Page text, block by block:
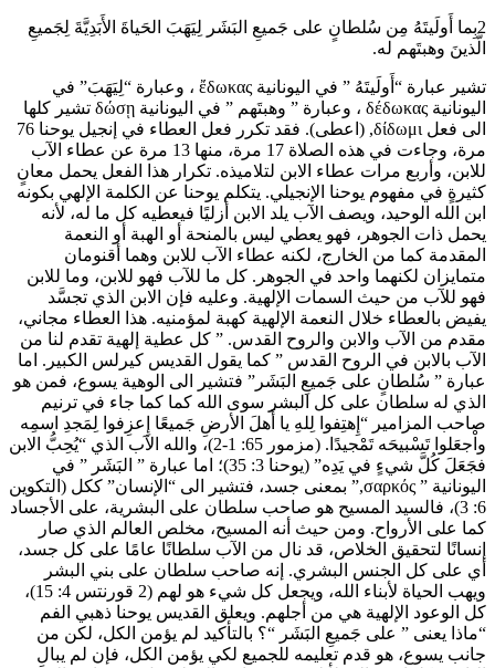
2بِما أَولَيتَهُ مِن سُلطانٍ على جَميعِ البَشَر لِيَهَبَ الحَياةَ الأَبَدِيَّةَ لِجَميعِ
الَّذينَ وهبتَهم له.
تشير عبارة “أَولَيتَهُ ” في اليونانية ἔδωκας ، وعبارة “لِيَهَبَ” في
اليونانية δέδωκας ، وعبارة ” وهبتَهم ” في اليونانية δώσῃ تشير كلها
الى فعل δίδωμι, (اعطى). فقد تكرر فعل العطاء في إنجيل يوحنا 76
مرة، وجاءت في هذه الصلاة 17 مرة، منها 13 مرة عن عطاء الآب
للابن، وأربع مرات عطاء الابن لتلاميذه. تكرار هذا الفعل يحمل معانٍ
كثيرةٍ في مفهوم يوحنا الإنجيلي. يتكلم يوحنا عن الكلمة الإلهي بكونه
ابن الله الوحيد، ويصف الآب يلد الابن أزليًا فيعطيه كل ما له، لأنه
يحمل ذات الجوهر، فهو يعطي ليس بالمنحة أو الهبة أو النعمة
المقدمة كما من الخارج، لكنه عطاء الآب للابن وهما أقنومان
متمايزان لكنهما واحد في الجوهر. كل ما للآب فهو للابن، وما للابن
فهو للآب من حيث السمات الإلهية. وعليه فإن الابن الذي تجسَّد
يفيض بالعطاء خلال النعمة الإلهية كهبة لمؤمنيه. هذا العطاء مجاني،
مقدم من الآب والابن والروح القدس. ” كل عطية إلهية تقدم لنا من
الآب بالابن في الروح القدس ” كما يقول القديس كيرلس الكبير. اما
عبارة ” سُلطانٍ على جَميعِ البَشَر” فتشير الى الوهية يسوع، فمن هو
الذي له سلطان على كل البشر سوى الله كما كما جاء في ترنيم
صاحب المزامير “إِهتِفوا لِلهِ يا أَهلَ الأرضِ جَميعًا إِعزِفوا لِمَجدِ اسمِه
واْجعَلوا تَسْبيحَه تَمْجيدًا. (مزمور 65: 1-2)، والله الآب الذي “يُحِبُّ الابن
فجَعَلَ كُلَّ شيءٍ في يَدِه” (يوحنا 3: 35)؛ اما عبارة ” البَشَر ” في
اليونانية ” σαρκός,” بمعنى جسد، فتشير الى “الإنسان” ككل (التكوين
6: 3)، فالسيد المسيح هو صاحب سلطان على البشرية، على الأجساد
كما على الأرواح. ومن حيث أنه المسيح، مخلص العالم الذي صار
إنسانًا لتحقيق الخلاص، قد نال من الآب سلطانًا عامًا على كل جسد،
أي على كل الجنس البشري. إنه صاحب سلطان على بني البشر
ويهب الحياة لأبناء الله، ويجعل كل شيء هو لهم (2 قورنتس 4: 15)،
كل الوعود الإلهية هي من أجلهم. ويعلق القديس يوحنا ذهبي الفم
“ماذا يعنى ” على جَميعِ البَشَر “؟ بالتأكيد لم يؤمن الكل، لكن من
جانب يسوع، هو قدم تعليمه للجميع لكي يؤمن الكل، فإن لم يبالِ